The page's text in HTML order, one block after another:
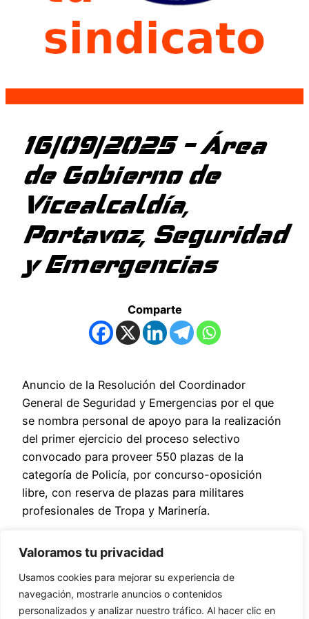
Valoramos tu privacidad
Usamos cookies para mejorar su experiencia de
navegación, mostrarle anuncios o contenidos
personalizados y analizar nuestro tráfico. Al hacer clic en
16/09/2025 – Área
de Gobierno de
Vicealcaldía,
Portavoz, Seguridad
y Emergencias
Comparte
Anuncio de la Resolución del Coordinador
General de Seguridad y Emergencias por el que
se nombra personal de apoyo para la realización
del primer ejercicio del proceso selectivo
convocado para proveer 550 plazas de la
categoría de Policía, por concurso-oposición
libre, con reserva de plazas para militares
profesionales de Tropa y Marinería.
Comparte